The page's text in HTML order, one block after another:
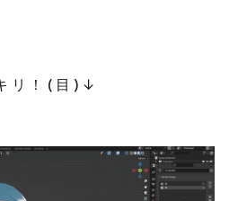
リ！(目)↓